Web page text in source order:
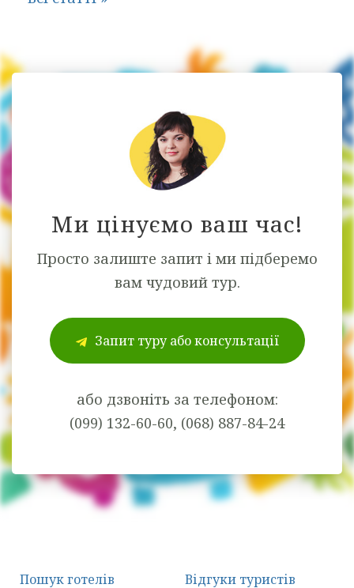
Ми цінуємо ваш час!
Просто залиште запит і ми підберемо
вам чудовий тур.
Запит туру або консультації
або дзвоніть за телефоном:
(099) 132-60-60, (068) 887-84-24
Пошук готелів
Відгуки туристів